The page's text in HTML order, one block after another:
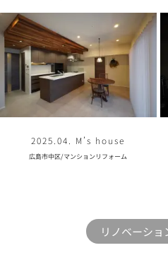
2025.04. M’s house
広島市中区/マンションリフォーム
リノベーシ